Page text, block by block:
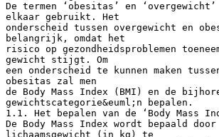
De termen ‘obesitas’ en
elkaar gebruikt. Het
onderscheid tussen overgewicht en
belangrijk, omdat het
risico op gezondheidsproblemen
gewicht stijgt. Om
een onderscheid te kunnen maken
obesitas zal men
de Body Mass Index (BMI) en de
gewichtscategorie&euml;n bepalen.
1.1. Het bepalen van de ‘Body Mass
De Body Mass Index wordt bepaald
lichaamsgewicht (in kg) te